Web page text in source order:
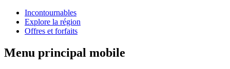
Incontournables
Explore la région
Offres et forfaits
Menu principal mobile